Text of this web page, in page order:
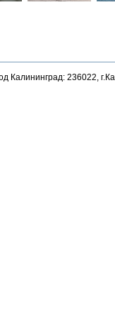
Калининград: 236022,